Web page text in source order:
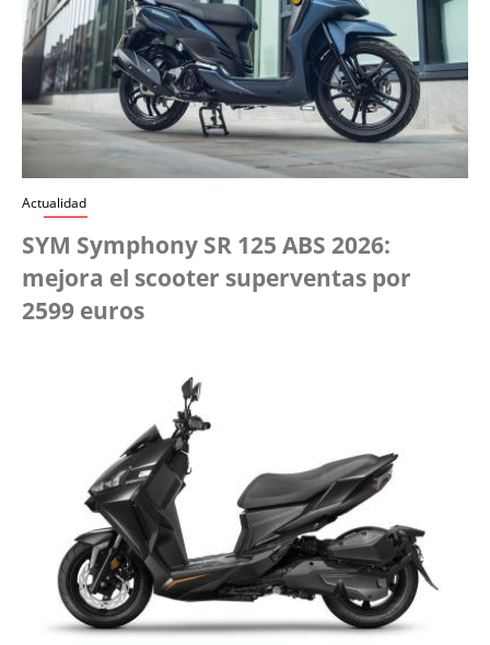
Actualidad
SYM Symphony SR 125 ABS 2026:
mejora el scooter superventas por
2599 euros